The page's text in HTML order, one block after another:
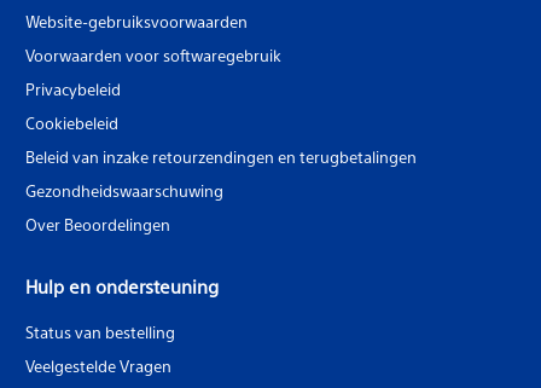
Website-gebruiksvoorwaarden
Voorwaarden voor softwaregebruik
Privacybeleid
Cookiebeleid
Beleid van inzake retourzendingen en terugbetalingen
Gezondheidswaarschuwing
Over Beoordelingen
Hulp en ondersteuning
Status van bestelling
Veelgestelde Vragen